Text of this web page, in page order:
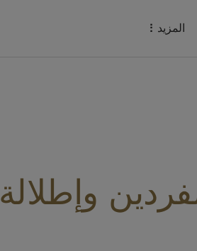
المزيد
وإطلالة